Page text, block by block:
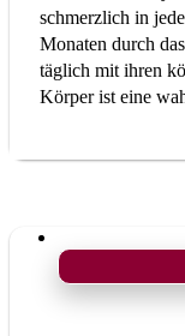
schmerzlich in
Monaten durch
täglich mit ihren
Körper ist eine